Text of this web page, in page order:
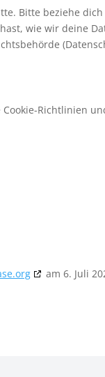
Bitte beziehe
wie wir deine
Richtlinien
am 6. Juli